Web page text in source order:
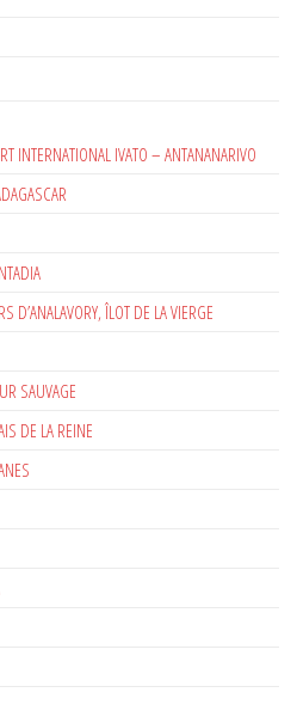
INTERNATIONAL IVATO – ANTANANARIVO
D’ANALAVORY, ÎLOT DE LA VIERGE
SAUVAGE
DE LA REINE